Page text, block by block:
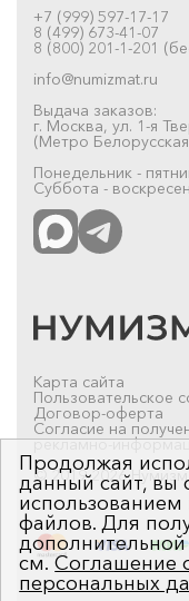
+7 (999) 597-17-17
8 (499) 673-41-07
8 (800) 201-1-201
info@numizmat.ru
Выдача заказов:
г. Москва, ул. 1-я
(Метро
Понедельник -
Суббота -
Карта сайта
Пользовательское
Договор-оферта
Согласие на
рекламно-
© 2019-2026
Продолжая
данный сайт, вы
файлов. Для
см.Соглашение
персональных